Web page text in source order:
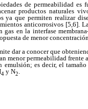
de permeabilidad es
productos naturales
ya que permiten realizar
anticorrosivos [5,6].
gas en la interfase
de menor
dar a conocer que
menor permeabilidad
es decir, el
4 y N2